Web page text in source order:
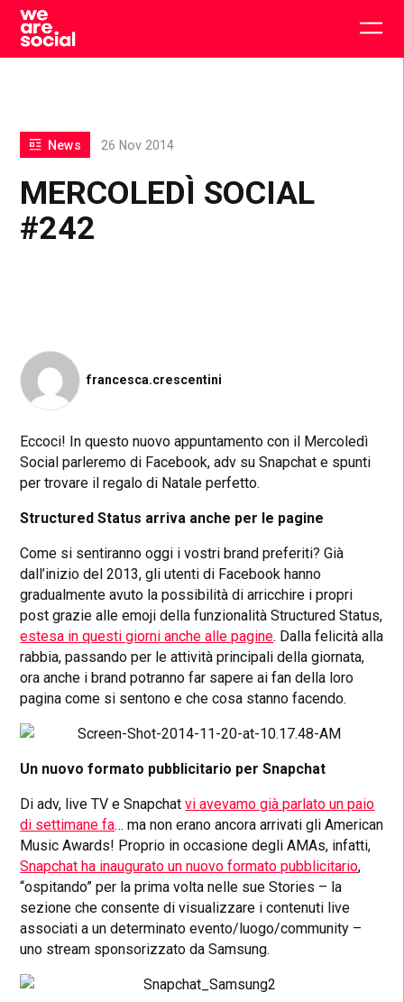
Skip
content
MERCOLEDÌ SOCIAL
#242
News 26 Nov 2014
francesca.crescentini
Eccoci! In questo nuovo appuntamento con il Mercoledì
Social parleremo di Facebook, adv su Snapchat e spunti
per trovare il regalo di Natale perfetto.
Structured Status arriva anche per le pagine
Come si sentiranno oggi i vostri brand preferiti? Già
dall’inizio del 2013, gli utenti di Facebook hanno
gradualmente avuto la possibilità di arricchire i propri
post grazie alle emoji della funzionalità Structured Status,
estesa in questi giorni anche alle pagine. Dalla felicità alla
rabbia, passando per le attività principali della giornata,
ora anche i brand potranno far sapere ai fan della loro
pagina come si sentono e che cosa stanno facendo.
Un nuovo formato pubblicitario per Snapchat
Di adv, live TV e Snapchatvi avevamo già parlato un paio
di settimane fa… ma non erano ancora arrivati gli American
Music Awards! Proprio in occasione degli AMAs, infatti,
Snapchat ha inaugurato un nuovo formato pubblicitario,
“ospitando” per la prima volta nelle sue Stories – la
sezione che consente di visualizzare i contenuti live
associati a un determinato evento/luogo/community –
uno stream sponsorizzato da Samsung.